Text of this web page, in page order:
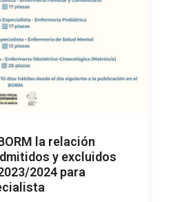
la relación
y excluidos
2024 para